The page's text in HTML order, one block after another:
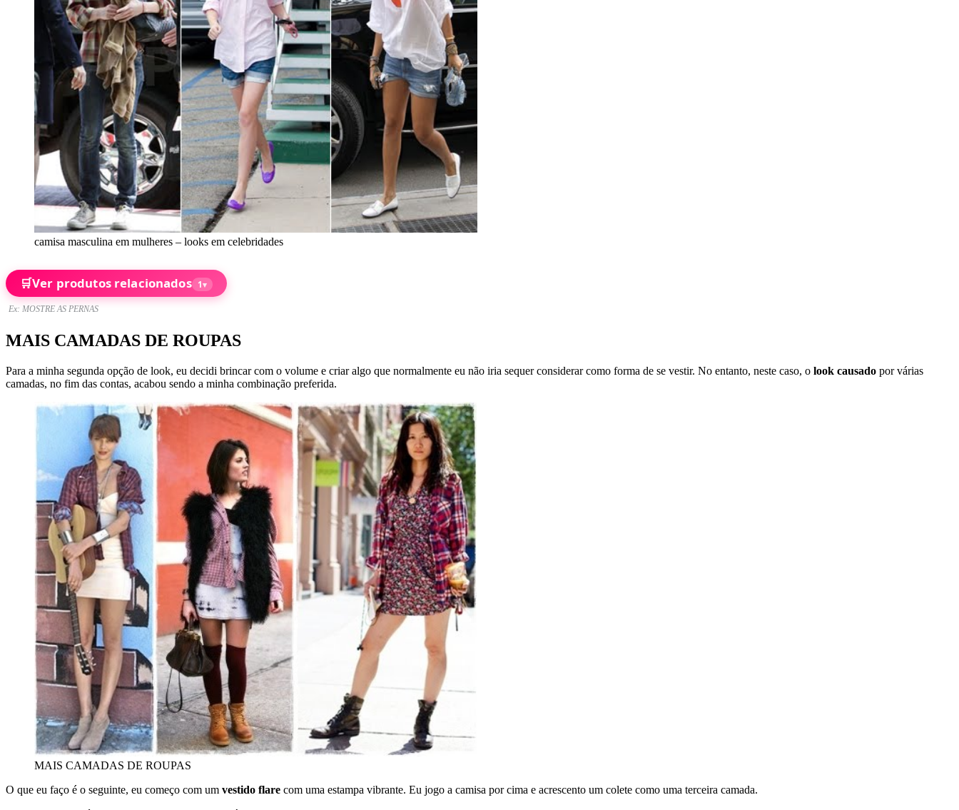
camisa masculina em mulheres – looks em celebridades
🛒Ver produtos relacionados 1▾
Ex: MOSTRE AS PERNAS
MAIS CAMADAS DE ROUPAS
Para a minha segunda opção de look, eu decidi brincar com o volume e criar algo que normalmente eu não iria sequer considerar como forma de se vestir. No entanto, neste caso, o look causado por várias
camadas, no fim das contas, acabou sendo a minha combinação preferida.
MAIS CAMADAS DE ROUPAS
O que eu faço é o seguinte, eu começo com um vestido flare com uma estampa vibrante. Eu jogo a camisa por cima e acrescento um colete como uma terceira camada.